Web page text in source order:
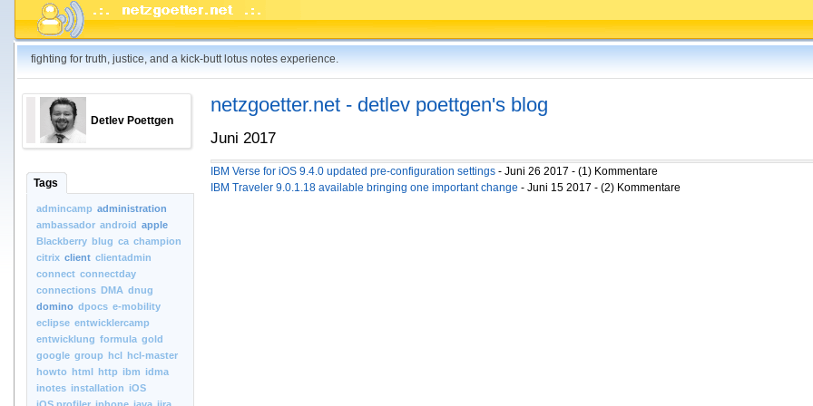
fighting for truth, justice, and a kick-butt lotus notes experience.
Detlev Poettgen
Tags
admincamp administration
ambassador android apple
Blackberry blug ca champion
citrix client clientadmin
connect connectday
connections DMA dnug
domino dpocs e-mobility
eclipse entwicklercamp
entwicklung formula gold
google group hcl hcl-master
howto html http ibm idma
inotes installation iOS
netzgoetter.net - detlev poettgen's blog
Juni 2017
IBM Verse for iOS 9.4.0 updated pre-configuration settings - Juni 26 2017 - (1) Kommentare
IBM Traveler 9.0.1.18 available bringing one important change - Juni 15 2017 - (2) Kommentare